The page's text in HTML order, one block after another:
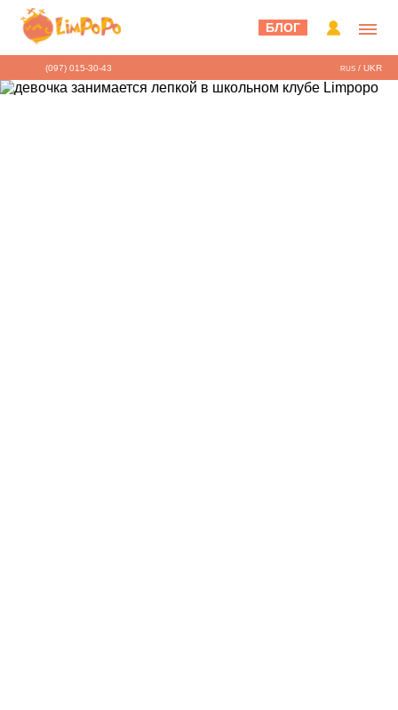
БЛОГ
(097) 015-30-43 RUS / UKR